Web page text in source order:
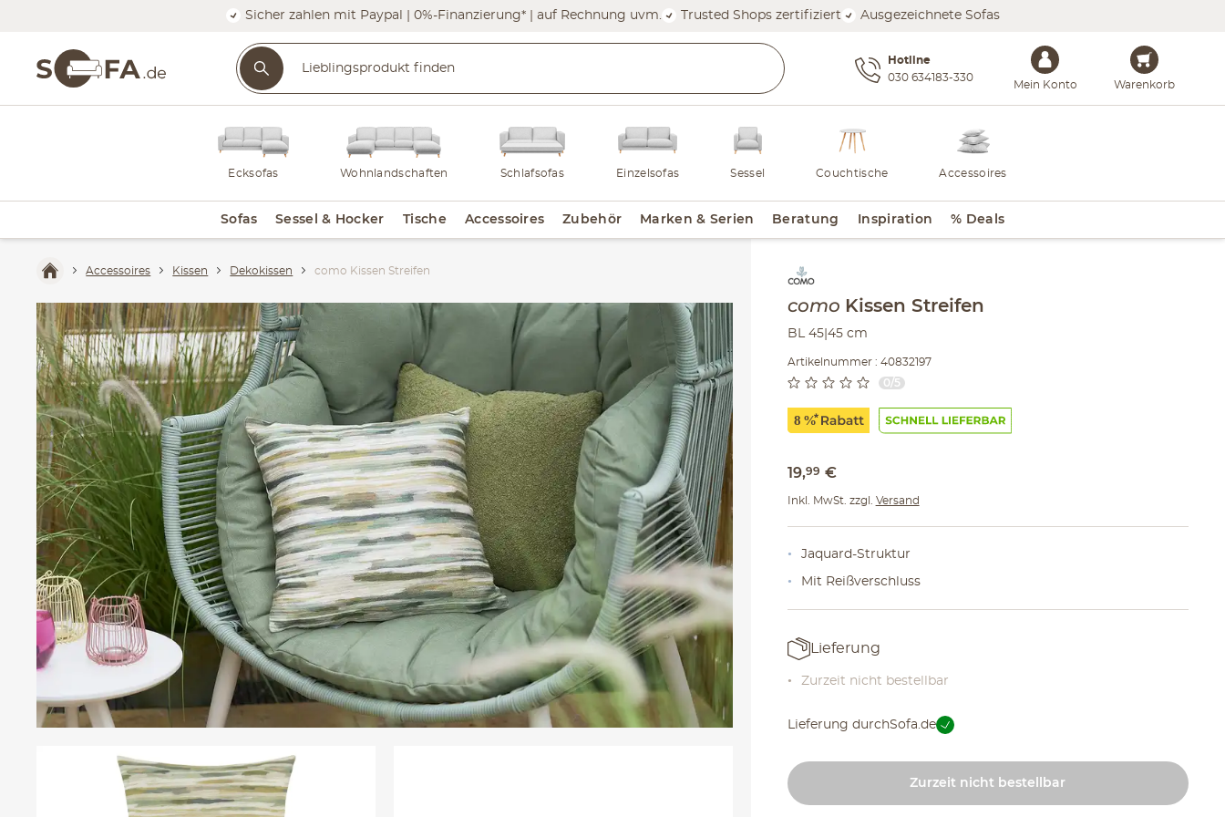
Sicher zahlen mit Paypal | 0%-Finanzierung* | auf Rechnung uvm. Trusted Shops zertifiziert Ausgezeichnete Sofas
Hotline
030 634183-330
Mein Konto Warenkorb
Ecksofas Wohnlandschaften Schlafsofas Einzelsofas Sessel Couchtische Accessoires
Sofas Sessel & Hocker Tische Accessoires Zubehör Marken & Serien Beratung Inspiration % Deals
Accessoires Kissen Dekokissen como Kissen Streifen Inhalt der Seitenleiste überspringen - Zum Seitenende
como Kissen Streifen
BL 45|45 cm
Artikelnummer : 40832197
0/5
19,99 €
Inkl. MwSt. zzgl. Versand
Jaquard-Struktur
Mit Reißverschluss
Lieferung
Zurzeit nicht bestellbar
Lieferung durchSofa.de
Zurzeit nicht bestellbar